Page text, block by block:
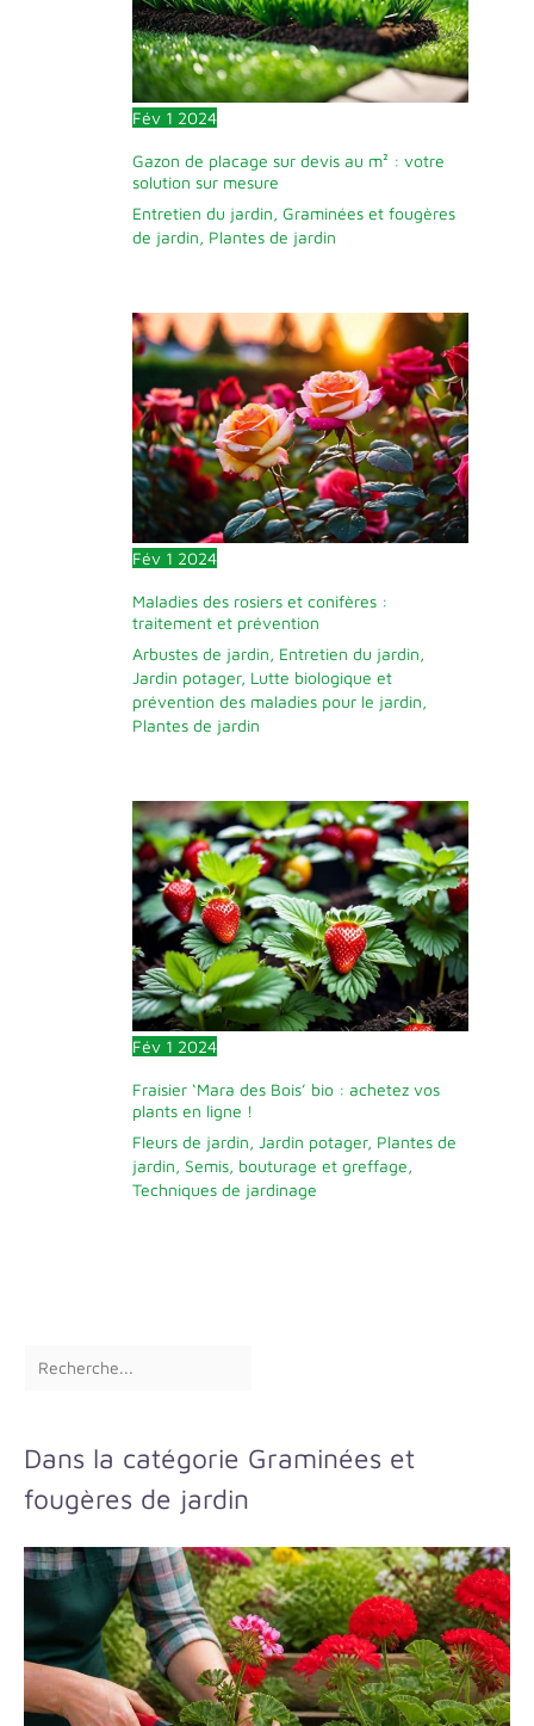
Fév 1 2024
Gazon de placage sur devis au m² : votre
solution sur mesure
Entretien du jardin, Graminées et fougères
de jardin, Plantes de jardin
Fév 1 2024
Maladies des rosiers et conifères :
traitement et prévention
Arbustes de jardin, Entretien du jardin,
Jardin potager, Lutte biologique et
prévention des maladies pour le jardin,
Plantes de jardin
Fév 1 2024
Fraisier ‘Mara des Bois’ bio : achetez vos
plants en ligne !
Fleurs de jardin, Jardin potager, Plantes de
jardin, Semis, bouturage et greffage,
Techniques de jardinage
Dans la catégorie Graminées et
fougères de jardin